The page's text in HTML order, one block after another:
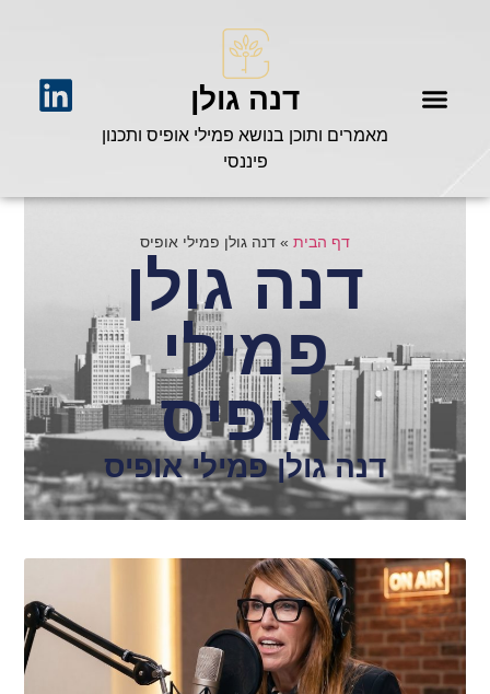
דנה גולן
מאמרים ותוכן בנושא פמילי אופיס ותכנון
פיננסי
דף הבית » דנה גולן פמילי אופיס
דנה גולן
פמילי
אופיס
דנה גולן פמילי אופיס